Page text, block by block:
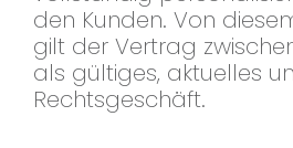
den Kunden. Von
gilt der Vertrag
als gültiges, aktuelles
Rechtsgeschäft.